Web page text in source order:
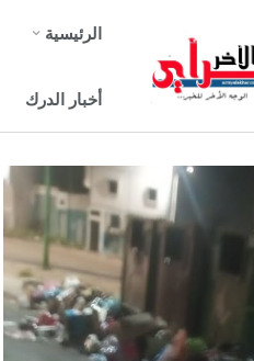
الرئيسية
أخبار الدرك